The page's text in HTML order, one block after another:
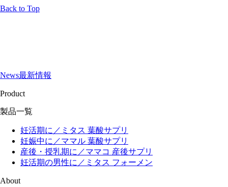
Back to Top
News最新情報
Product
製品一覧
妊活期に／ミタス 葉酸サプリ
妊娠中に／ママル 葉酸サプリ
産後・授乳期に／ママコ 産後サプリ
妊活期の男性に／ミタス フォーメン
About